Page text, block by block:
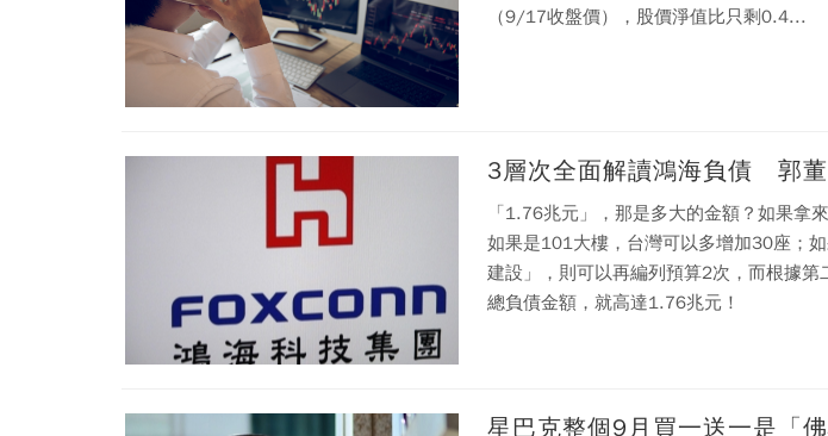
（9/17收盤價），股價淨值比只剩0.4...
3層次全面解讀鴻海負債 郭董
「1.76兆元」，那是多大的金額？如果拿
如果是101大樓，台灣可以多增加30座；
建設」，則可以再編列預算2次，而根據第
總負債金額，就高達1.76兆元！
星巴克整個9月買一送一是「